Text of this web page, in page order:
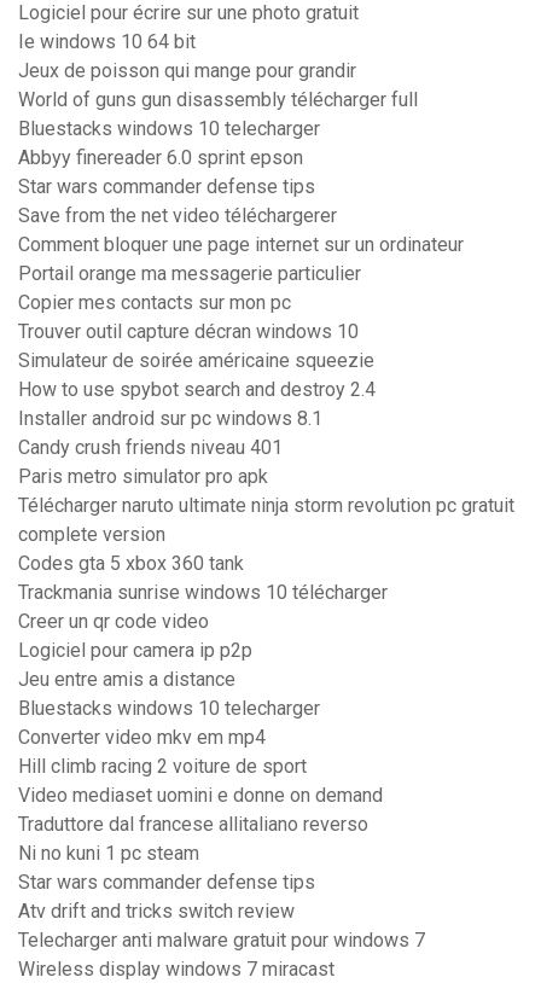
Logiciel pour écrire sur une photo gratuit
Ie windows 10 64 bit
Jeux de poisson qui mange pour grandir
World of guns gun disassembly télécharger full
Bluestacks windows 10 telecharger
Abbyy finereader 6.0 sprint epson
Star wars commander defense tips
Save from the net video téléchargerer
Comment bloquer une page internet sur un ordinateur
Portail orange ma messagerie particulier
Copier mes contacts sur mon pc
Trouver outil capture décran windows 10
Simulateur de soirée américaine squeezie
How to use spybot search and destroy 2.4
Installer android sur pc windows 8.1
Candy crush friends niveau 401
Paris metro simulator pro apk
Télécharger naruto ultimate ninja storm revolution pc gratuit
complete version
Codes gta 5 xbox 360 tank
Trackmania sunrise windows 10 télécharger
Creer un qr code video
Logiciel pour camera ip p2p
Jeu entre amis a distance
Bluestacks windows 10 telecharger
Converter video mkv em mp4
Hill climb racing 2 voiture de sport
Video mediaset uomini e donne on demand
Traduttore dal francese allitaliano reverso
Ni no kuni 1 pc steam
Star wars commander defense tips
Atv drift and tricks switch review
Telecharger anti malware gratuit pour windows 7
Wireless display windows 7 miracast